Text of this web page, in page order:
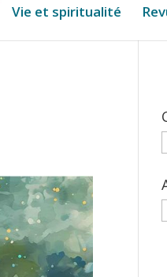
Vie et spiritualité